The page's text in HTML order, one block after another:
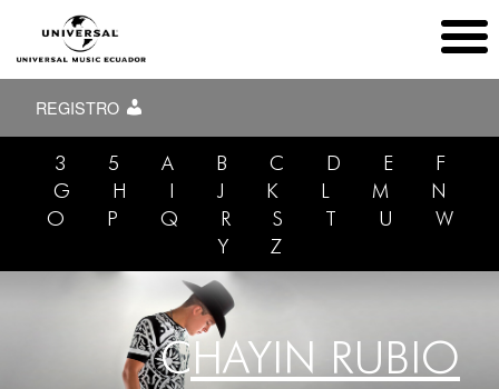
REGISTRO
3 5 A B C D E
F
G
H I J K L M
N
O
P Q R S T U
W
Y
Z
CHAYIN RUBIO